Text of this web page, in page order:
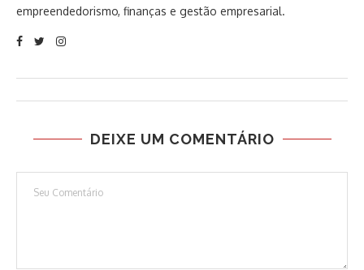
empreendedorismo, finanças e gestão empresarial.
DEIXE UM COMENTÁRIO